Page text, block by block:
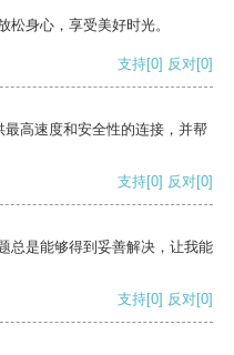
松身心，享受美好时光。
支持[0] 反对[0]
高速度和安全性的连接，并帮
支持[0] 反对[0]
总是能够得到妥善解决，让我能
支持[0] 反对[0]